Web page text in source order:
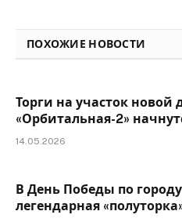
ПОХОЖИЕ НОВОСТИ
Торги на участок новой
«Орбитальная-2»
14.05.2026
В День Победы по
легендарная